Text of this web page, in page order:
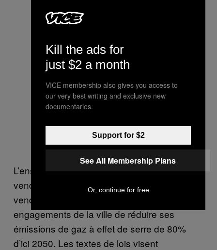
L’ensemble des projets de lois présentés
vendredi au conseil municipal de New York
vendredi est la première étape vers les
engagements de la ville de réduire ses
émissions de gaz à effet de serre de 80%
d’ici 2050. Les textes de lois visent
Kill the ads for
just $2 a month
VICE membership also gives you access to
our very best writing and exclusive new
documentaries.
Support for $2
See All Membership Plans
Or, continue for free